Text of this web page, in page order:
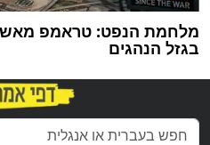
מלחמת הנפט: טראמפ
בגזל הנהגים